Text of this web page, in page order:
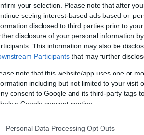
your selection. Please note that after
seeing interest-based ads based on
disclosed to third parties prior to
disclosure of your personal information
This information may also be
Participants that may further
note that this website/app uses one or
including but not limited to your visit
consent to Google and its third-party tags
Google consent section.
Personal Data Processing Opt Outs
Genom att klicka på "Fortsätt" godkänner
och bekräftar att jag tagit del avOK-
Är du redan prenumerant